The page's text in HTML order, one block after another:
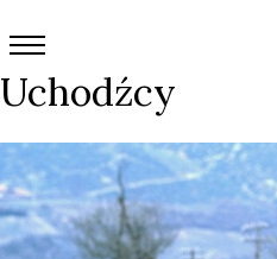
Uchodźcy